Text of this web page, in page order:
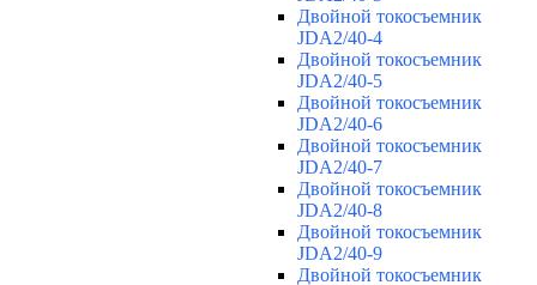
Двойной токосъемник
JDA2/40-4
Двойной токосъемник
JDA2/40-5
Двойной токосъемник
JDA2/40-6
Двойной токосъемник
JDA2/40-7
Двойной токосъемник
JDA2/40-8
Двойной токосъемник
JDA2/40-9
Двойной токосъемник